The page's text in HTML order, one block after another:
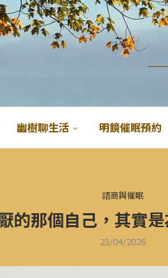
幽樹聊生活 明鏡催眠預約
諮商與催眠
的那個自己，其實
23/04/2026